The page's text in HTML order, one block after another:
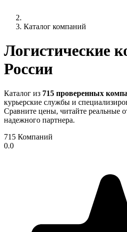
Каталог компаний
Логистические
России
Каталог из 715 проверенных
курьерские службы и
Сравните цены, читайте реальные
надежного партнера.
715 Компаний
0.0